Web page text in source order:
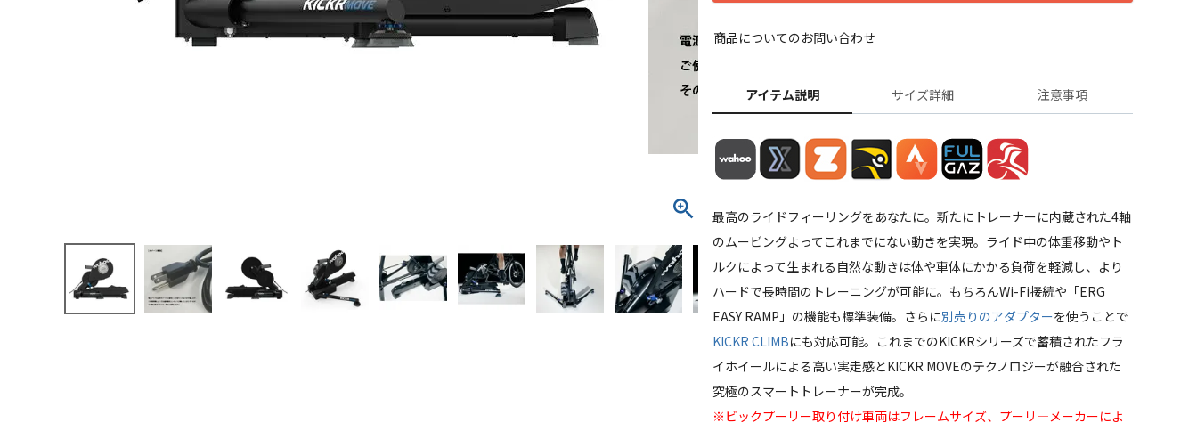
商品についてのお問い合わせ
アイテム説明 サイズ詳細 注意事項
最高のライドフィーリングをあなたに。新たにトレーナーに内蔵された4軸
のムービングよってこれまでにない動きを実現。ライド中の体重移動やト
ルクによって生まれる自然な動きは体や車体にかかる負荷を軽減し、より
ハードで長時間のトレーニングが可能に。もちろんWi-Fi接続や「ERG
EASY RAMP」の機能も標準装備。さらに別売りのアダプターを使うことで
KICKR CLIMBにも対応可能。これまでのKICKRシリーズで蓄積されたフラ
イホイールによる高い実走感とKICKR MOVEのテクノロジーが融合された
究極のスマートトレーナーが完成。
※ビックプーリー取り付け車両はフレームサイズ、プーリ―メーカーによ